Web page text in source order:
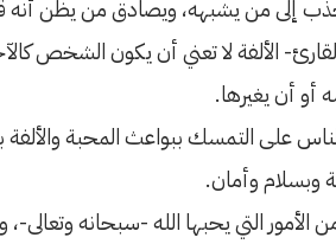
إلى من يشبهه، ويصادق من يظن أنه
الألفة لا تعني أن يكون الشخص
أن يغيرها.
على التمسك ببواعث المحبة
وبسلام وأمان.
الأمور التي يحبها الله -سبحانه